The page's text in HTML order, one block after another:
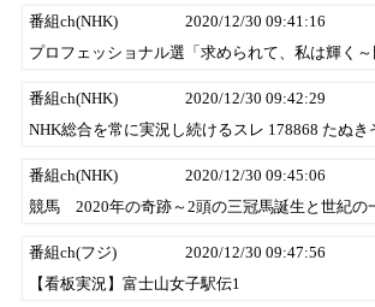
番組ch(NHK)
2020/12/30 09:41:16
プロフェッショナル選「求められて、私は輝く～
番組ch(NHK)
2020/12/30 09:42:29
NHK総合を常に実況し続けるスレ 178868 たぬき
番組ch(NHK)
2020/12/30 09:45:06
競馬 2020年の奇跡～2頭の三冠馬誕生と世紀の
番組ch(フジ)
2020/12/30 09:47:56
【看板実況】富士山女子駅伝1